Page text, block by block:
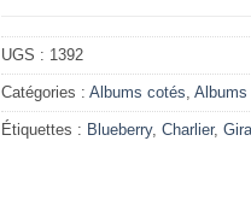
UGS : 1392
Catégories : Albums cotés Albums
Étiquettes : Blueberry, Charlier,